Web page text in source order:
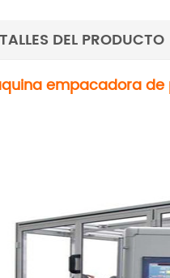
DEL PRODUCTO
empacadora